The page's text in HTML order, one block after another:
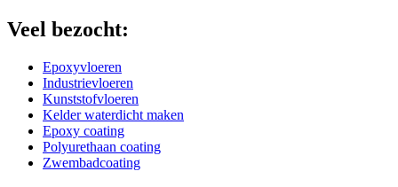
Veel bezocht:
Epoxyvloeren
Industrievloeren
Kunststofvloeren
Kelder waterdicht maken
Epoxy coating
Polyurethaan coating
Zwembadcoating